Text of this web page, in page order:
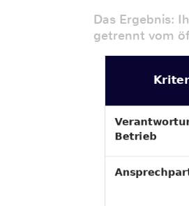
Das Ergebnis:
getrennt vom